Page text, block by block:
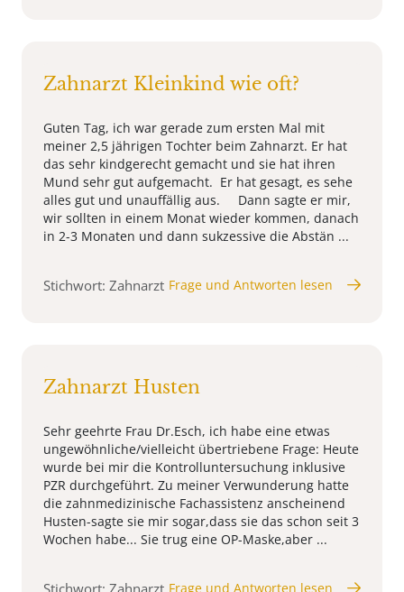
Zahnarzt Kleinkind wie oft?
Guten Tag, ich war gerade zum ersten Mal mit
meiner 2,5 jährigen Tochter beim Zahnarzt. Er hat
das sehr kindgerecht gemacht und sie hat ihren
Mund sehr gut aufgemacht. Er hat gesagt, es sehe
alles gut und unauffällig aus. Dann sagte er mir,
wir sollten in einem Monat wieder kommen, danach
in 2-3 Monaten und dann sukzessive die Abstän ...
Stichwort: Zahnarzt Frage und Antworten lesen
Zahnarzt Husten
Sehr geehrte Frau Dr.Esch, ich habe eine etwas
ungewöhnliche/vielleicht übertriebene Frage: Heute
wurde bei mir die Kontrolluntersuchung inklusive
PZR durchgeführt. Zu meiner Verwunderung hatte
die zahnmedizinische Fachassistenz anscheinend
Husten-sagte sie mir sogar,dass sie das schon seit 3
Wochen habe... Sie trug eine OP-Maske,aber ...
Stichwort: Zahnarzt Frage und Antworten lesen